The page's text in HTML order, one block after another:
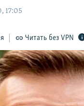
17:05
Читать без VPN